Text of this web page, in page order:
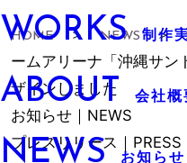
WORKS 制作
ABOUT 会社概
NEWS お知らせ
HOME＞NEWS＞ 琉
ームアリーナ「沖縄サン
ザインしました
お知らせ｜NEWS
プレスリリース｜PRESS